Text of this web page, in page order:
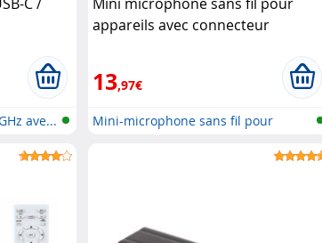
ave...
appareils avec connecteur
13,97€
Mini-microphone sans fil pour